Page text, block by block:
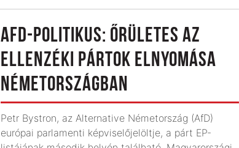
AFD-POLITIKUS: ŐRÜLETES AZ
ELLENZÉKI PÁRTOK ELNYOMÁSA
NÉMETORSZÁGBAN
Petr Bystron, az Alternative Németország (AfD)
európai parlamenti képviselőjelöltje, a párt EP-